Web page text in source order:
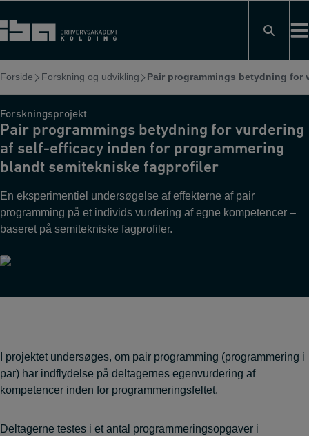
til
indholdet
Forside Forskning og udvikling Pair programmings betydning
Forskningsprojekt
Pair programmings betydning for vurdering
af self-efficacy inden for programmering
blandt semitekniske fagprofiler
En eksperimentiel undersøgelse af effekterne af pair
programming på et individs vurdering af egne kompetencer –
baseret på semitekniske fagprofiler.
I projektet undersøges, om pair programming (programmering i
par) har indflydelse på deltagernes egenvurdering af
kompetencer inden for programmeringsfeltet.
Deltagerne testes i et antal programmeringsopgaver i